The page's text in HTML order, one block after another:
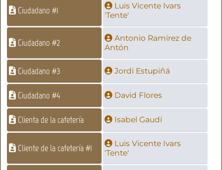
Ciudadano #1
Luis Vicente Ivars
'Tente'
Ciudadano #2
Antonio Ramírez de
Antón
Ciudadano #3 Jordi Estupiñá
Ciudadano #4 David Flores
Clienta de la cafetería Isabel Gaudí
Cliente de la cafetería #1
Luis Vicente Ivars
'Tente'